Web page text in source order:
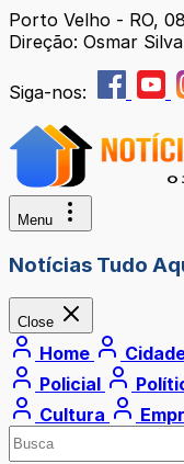
Porto Velho - RO,
Direção: Osmar Silva
Siga-nos:
Menu
Notícias Tudo
Close
Home
Policial
Cultura